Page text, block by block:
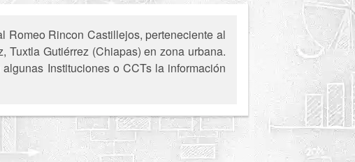
Romeo Rincon Castillejos, perteneciente al
Tuxtla Gutiérrez (Chiapas) en zona urbana.
Instituciones o CCTs la información